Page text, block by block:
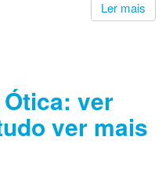
Ler mais
ver
ver mais